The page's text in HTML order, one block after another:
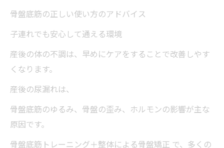
骨盤底筋の正しい使い方のアドバイス
子連れでも安心して通える環境
産後の体の不調は、早めにケアをすることで改善しやす
くなります。
産後の尿漏れは、
骨盤底筋のゆるみ、骨盤の歪み、ホルモンの影響が主な
原因です。
骨盤底筋トレーニング＋整体による骨盤矯正 で、多くの